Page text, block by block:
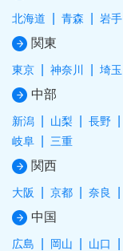
北海道 青森 岩手
関東
東京 神奈川 埼玉
中部
新潟 山梨 長野
岐阜
三重
関西
大阪 京都 奈良
中国
広島 岡山 山口